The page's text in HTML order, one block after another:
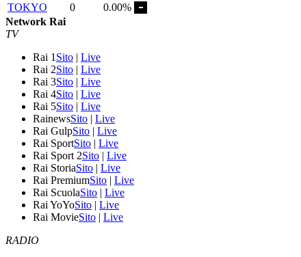
TOKYO
0
0.00%
Network Rai
TV
Rai 1 Sito | Live
Rai 2Sito | Live
Rai 3Sito | Live
Rai 4Sito | Live
Rai 5Sito | Live
RainewsSito | Live
Rai GulpSito | Live
Rai SportSito | Live
Rai Sport 2Sito | Live
Rai StoriaSito | Live
Rai PremiumSito | Live
Rai ScuolaSito | Live
Rai YoYoSito | Live
Rai MovieSito | Live
RADIO